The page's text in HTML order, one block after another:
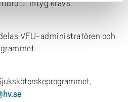
Intyg krävs.
VFU-administratören och